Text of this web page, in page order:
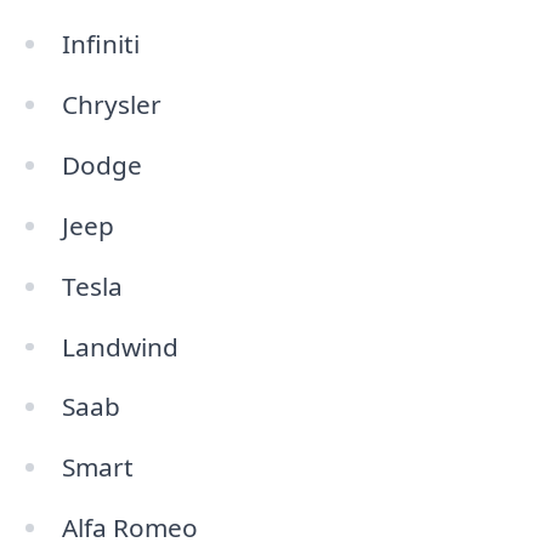
Infiniti
Chrysler
Dodge
Jeep
Tesla
Landwind
Saab
Smart
Alfa Romeo